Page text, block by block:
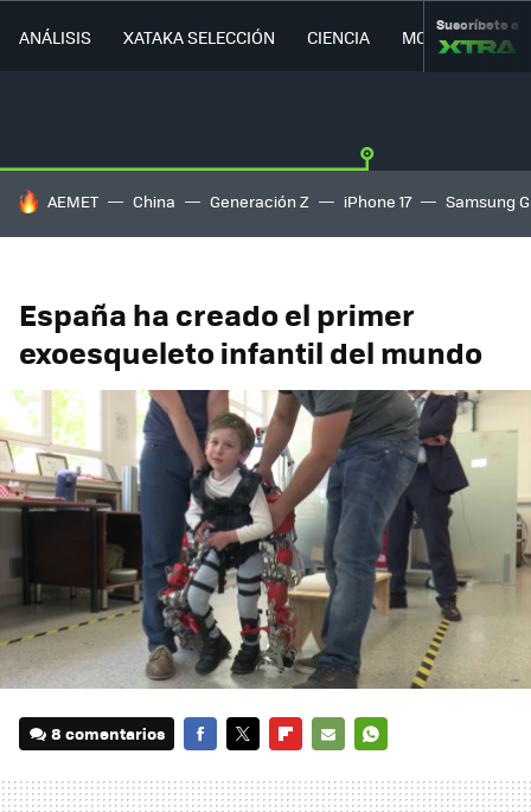
ANÁLISIS XATAKA SELECCIÓN CIENCIA MOVILIDAD
Suscríbete a
HOY SE HABLA DE
AEMET China Generación Z iPhone 17 Samsung
España ha creado el primer
exoesqueleto infantil del mundo
8 comentarios
MAIL